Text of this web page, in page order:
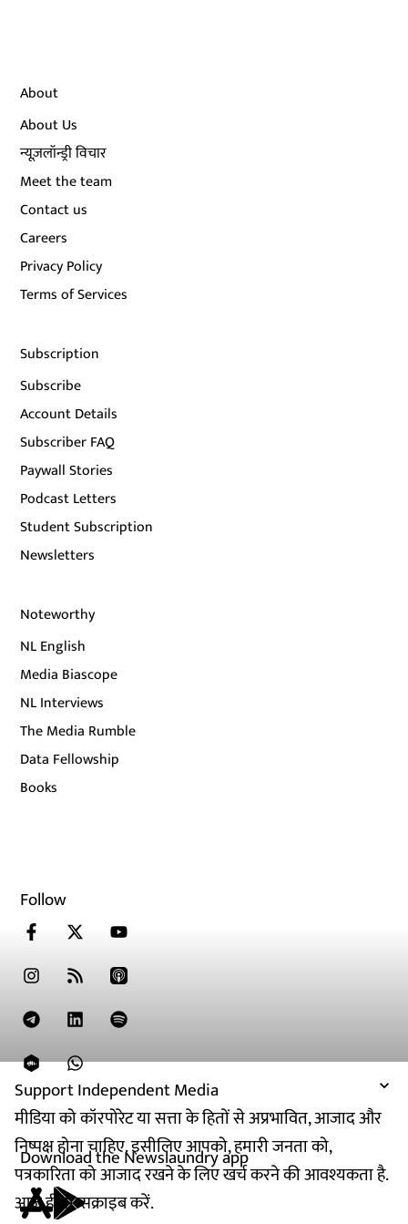
Support Independent Media
मीडिया को कॉरपोरेट या सत्ता के हितों से अप्रभावित, आजाद और
निष्पक्ष होना चाहिए. इसीलिए आपको, हमारी जनता को,
पत्रकारिता को आजाद रखने के लिए खर्च करने की आवश्यकता है.
आज ही सब्सक्राइब करें.
About
About Us
न्यूज़लॉन्ड्री विचार
Meet the team
Contact us
Careers
Privacy Policy
Terms of Services
Subscription
Subscribe
Account Details
Subscriber FAQ
Paywall Stories
Podcast Letters
Student Subscription
Newsletters
Noteworthy
NL English
Media Biascope
NL Interviews
The Media Rumble
Data Fellowship
Books
Follow
Download the Newslaundry app